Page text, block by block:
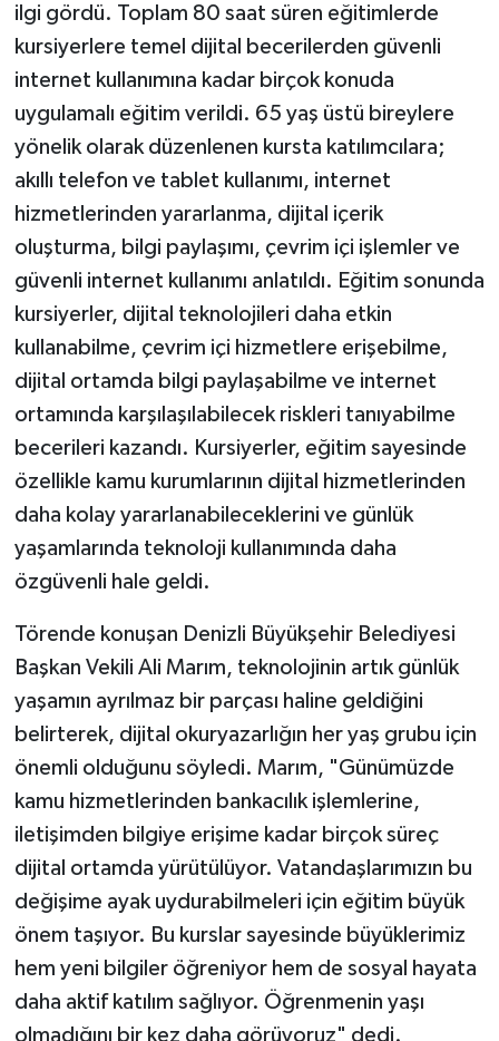
ilgi gördü. Toplam 80 saat süren eğitimlerde
kursiyerlere temel dijital becerilerden güvenli
internet kullanımına kadar birçok konuda
uygulamalı eğitim verildi. 65 yaş üstü bireylere
yönelik olarak düzenlenen kursta katılımcılara;
akıllı telefon ve tablet kullanımı, internet
hizmetlerinden yararlanma, dijital içerik
oluşturma, bilgi paylaşımı, çevrim içi işlemler ve
güvenli internet kullanımı anlatıldı. Eğitim sonunda
kursiyerler, dijital teknolojileri daha etkin
kullanabilme, çevrim içi hizmetlere erişebilme,
dijital ortamda bilgi paylaşabilme ve internet
ortamında karşılaşılabilecek riskleri tanıyabilme
becerileri kazandı. Kursiyerler, eğitim sayesinde
özellikle kamu kurumlarının dijital hizmetlerinden
daha kolay yararlanabileceklerini ve günlük
yaşamlarında teknoloji kullanımında daha
özgüvenli hale geldi.
Törende konuşan Denizli Büyükşehir Belediyesi
Başkan Vekili Ali Marım, teknolojinin artık günlük
yaşamın ayrılmaz bir parçası haline geldiğini
belirterek, dijital okuryazarlığın her yaş grubu için
önemli olduğunu söyledi. Marım, "Günümüzde
kamu hizmetlerinden bankacılık işlemlerine,
iletişimden bilgiye erişime kadar birçok süreç
dijital ortamda yürütülüyor. Vatandaşlarımızın bu
değişime ayak uydurabilmeleri için eğitim büyük
önem taşıyor. Bu kurslar sayesinde büyüklerimiz
hem yeni bilgiler öğreniyor hem de sosyal hayata
daha aktif katılım sağlıyor. Öğrenmenin yaşı
olmadığını bir kez daha görüyoruz" dedi.